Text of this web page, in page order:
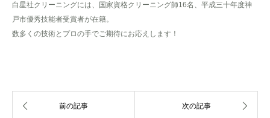
白星社クリーニングには、国家資格クリーニング師16名、平成三十年度神
戸市優秀技能者受賞者が在籍。
数多くの技術とプロの手でご期待にお応えします！